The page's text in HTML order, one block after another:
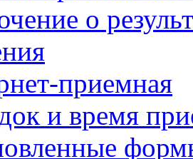
о
приемная
и время